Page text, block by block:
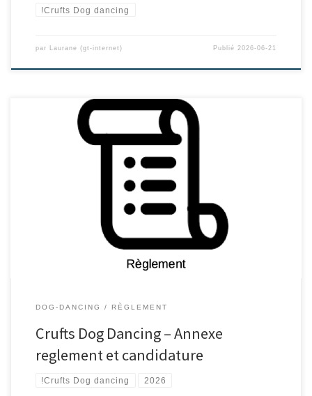
!Crufts Dog dancing
par Laurane (gt-internet) Publié 2026-06-21
DOG-DANCING RÈGLEMENT
Crufts Dog Dancing – Annexe
reglement et candidature
!Crufts Dog dancing 2026